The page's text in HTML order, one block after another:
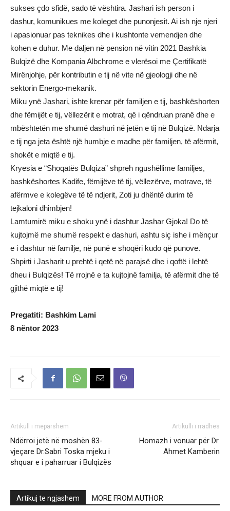
sukses çdo sfidë, sado të vështira. Jashari ish person i
dashur, komunikues me koleget dhe punonjesit. Ai ish nje njeri
i apasionuar pas teknikes dhe i kushtonte vemendjen dhe
kohen e duhur. Me daljen në pension në vitin 2021 Bashkia
Bulqizë dhe Kompania Albchrome e vlerësoi me Çertifikatë
Mirënjohje, për kontributin e tij në vite në gjeologji dhe në
sektorin Energo-mekanik.
Miku ynë Jashari, ishte krenar për familjen e tij, bashkëshorten
dhe fëmijët e tij, vëllezërit e motrat, që i qëndruan pranë dhe e
mbështetën me shumë dashuri në jetën e tij në Bulqizë. Ndarja
e tij nga jeta është një humbje e madhe për familjen, të afërmit,
shokët e miqtë e tij.
Kryesia e “Shoqatës Bulqiza” shpreh ngushëllime familjes,
bashkëshortes Kadife, fëmijëve të tij, vëllezërve, motrave, të
afërmve e kolegëve të të ndjerit, Zoti ju dhëntë durim të
tejkaloni dhimbjen!
Lamtumirë miku e shoku ynë i dashtur Jashar Gjoka! Do të
kujtojmë me shumë respekt e dashuri, ashtu siç ishe i mënçur
e i dashtur në familje, në punë e shoqëri kudo që punove.
Shpirti i Jasharit u prehtë i qetë në parajsë dhe i qoftë i lehtë
dheu i Bulqizës! Të rrojnë e ta kujtojnë familja, të afërmit dhe të
gjithë miqtë e tij!
Pregatiti: Bashkim Lami
8 nëntor 2023
Artikull i meparshem
Ndërroi jetë në moshën 83-
vjeçare Dr.Sabri Toska mjeku i
shquar e i paharruar i Bulqizës
Artikulli i rradhes
Homazh i vonuar për Dr.
Ahmet Kamberin
Artikuj te ngjashem MORE FROM AUTHOR